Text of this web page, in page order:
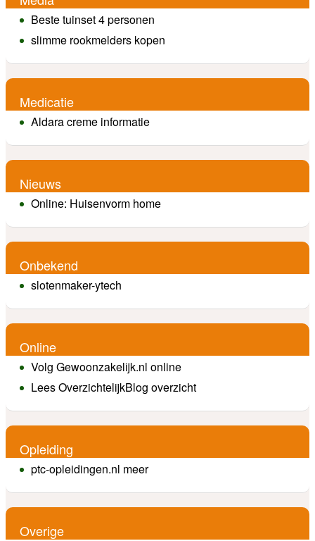
Beste tuinset 4 personen
slimme rookmelders kopen
Medicatie
Aldara creme informatie
Nieuws
Online: Huisenvorm home
Onbekend
slotenmaker-ytech
Online
Volg Gewoonzakelijk.nl online
Lees OverzichtelijkBlog overzicht
Opleiding
ptc-opleidingen.nl meer
Overige